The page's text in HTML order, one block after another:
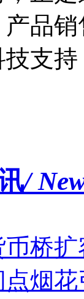
品
支
/
桥扩
烟花